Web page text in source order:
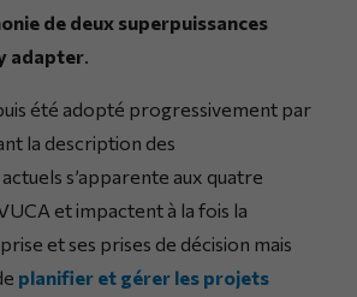
de deux superpuissances
adapter
été adopté progressivement par
la description des
s’apparente aux quatre
et impactent à la fois la
et ses prises de décision mais
planifier et gérer les projets